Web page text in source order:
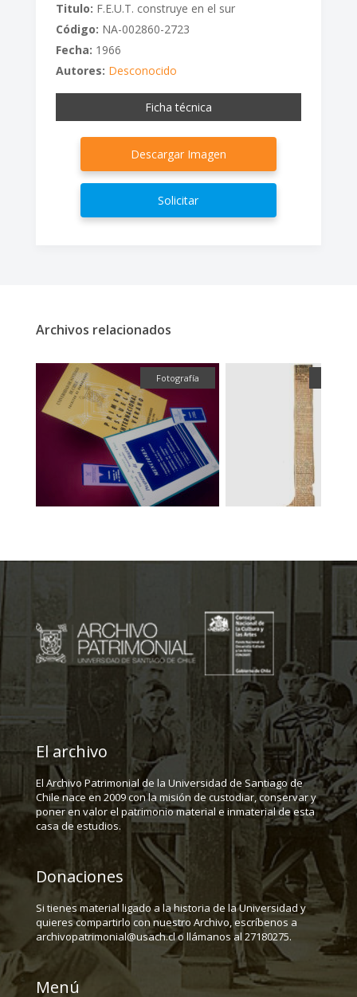
Titulo: F.E.U.T. construye en el sur
Código: NA-002860-2723
Fecha: 1966
Autores: Desconocido
Ficha técnica
Descargar Imagen
Solicitar
Archivos relacionados
Textual Fotografía
El archivo
El Archivo Patrimonial de la Universidad de Santiago de
Chile nace en 2009 con la misión de custodiar, conservar y
poner en valor el patrimonio material e inmaterial de esta
casa de estudios.
Donaciones
Si tienes material ligado a la historia de la Universidad y
quieres compartirlo con nuestro Archivo, escríbenos a
archivopatrimonial@usach.cl o llámanos al 27180275.
Menú